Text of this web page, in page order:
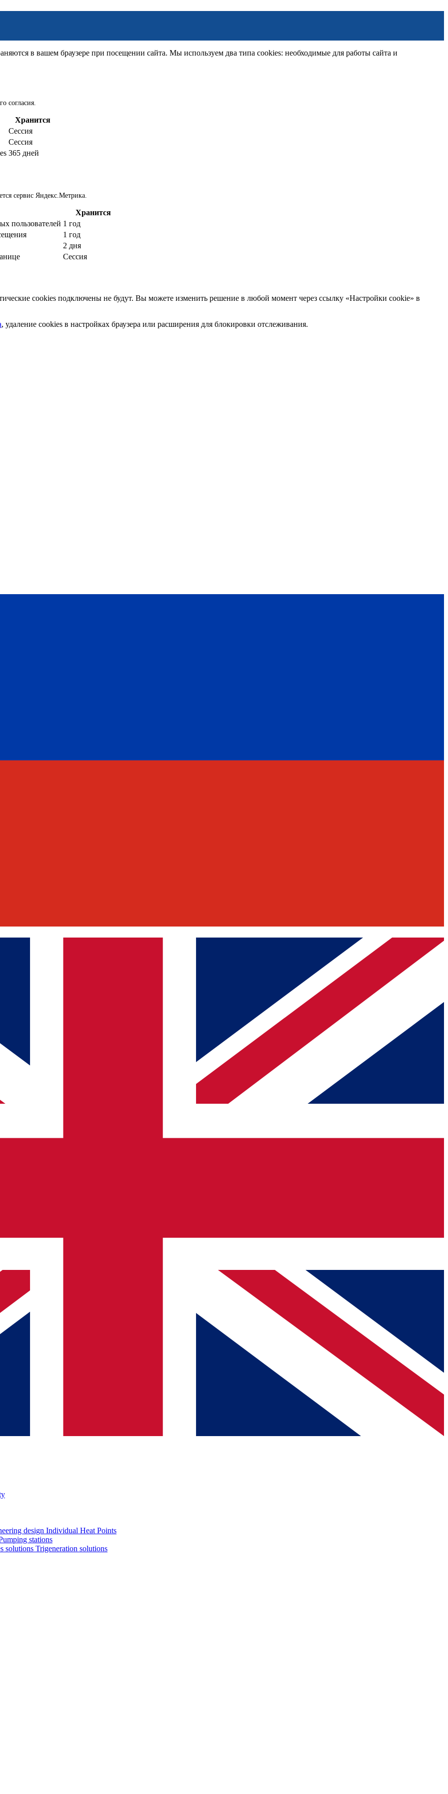
в вашем браузере при посещении сайта. Мы используем два типа cookies: необходимые для работы сайта и
согласия.
Хранится
Сессия
Сессия
365 дней
сервис Яндекс.Метрика.
Хранится
пользователей 1 год
1 год
2 дня
Сессия
cookies подключены не будут. Вы можете изменить решение в любой момент через ссылку «Настройки cookie» в
, удаление cookies в настройках браузера или расширения для блокировки отслеживания.
design Individual Heat Points
stations
solutions Trigeneration solutions